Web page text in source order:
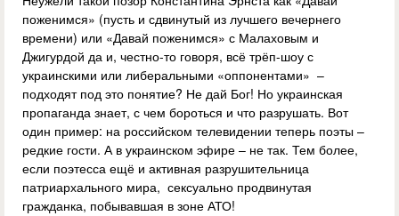
поженимся» (пусть и сдвинутый из лучшего вечернего
времени) или «Давай поженимся» с Малаховым и
Джигурдой да и, честно-то говоря, всё трёп-шоу с
украинскими или либеральными «оппонентами» –
подходят под это понятие? Не дай Бог! Но украинская
пропаганда знает, с чем бороться и что разрушать. Вот
один пример: на российском телевидении теперь поэты –
редкие гости. А в украинском эфире – не так. Тем более,
если поэтесса ещё и активная разрушительница
патриархального мира, сексуально продвинутая
гражданка, побывавшая в зоне АТО!